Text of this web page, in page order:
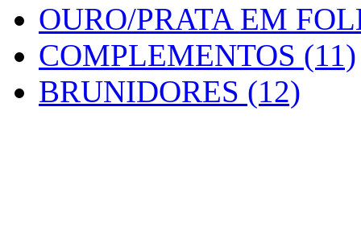
OURO/PRATA EM
COMPLEMENTOS (11)
BRUNIDORES (12)